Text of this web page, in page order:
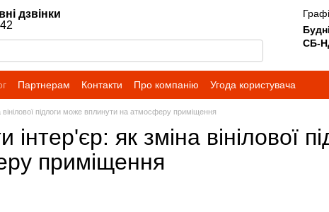
дзвінки
СБ-
Партнерам Контакти Про компанію Угода користувача
вінілової підлоги може вплинути на атмосферу приміщення
інтер'єр: як зміна вінілової
приміщення